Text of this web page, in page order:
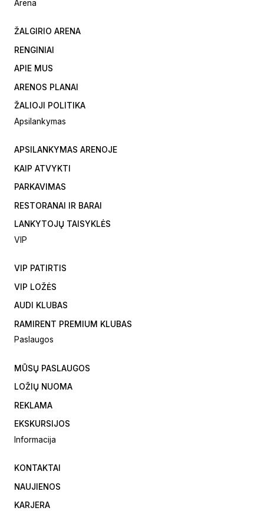
Arena
ŽALGIRIO ARENA
RENGINIAI
APIE MUS
ARENOS PLANAI
ŽALIOJI POLITIKA
Apsilankymas
APSILANKYMAS ARENOJE
KAIP ATVYKTI
PARKAVIMAS
RESTORANAI IR BARAI
LANKYTOJŲ TAISYKLĖS
VIP
VIP PATIRTIS
VIP LOŽĖS
AUDI KLUBAS
RAMIRENT PREMIUM KLUBAS
Paslaugos
MŪSŲ PASLAUGOS
LOŽIŲ NUOMA
REKLAMA
EKSKURSIJOS
Informacija
KONTAKTAI
NAUJIENOS
KARJERA